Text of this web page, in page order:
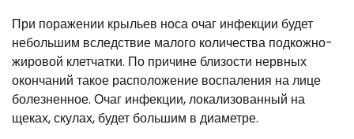
При поражении крыльев носа очаг инфекции будет
небольшим вследствие малого количества подкожно-
жировой клетчатки. По причине близости нервных
окончаний такое расположение воспаления на лице
болезненное. Очаг инфекции, локализованный на
щеках, скулах, будет большим в диаметре.